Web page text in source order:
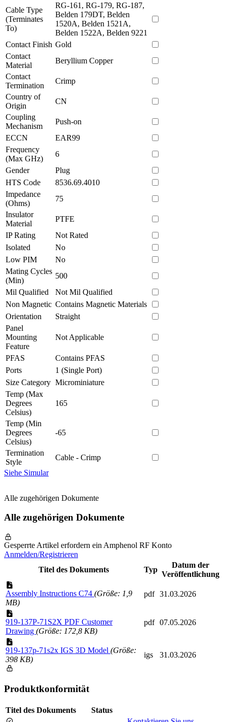
Cable Type
(Terminates
To)
RG-161, RG-179, RG-187,
Belden 179DT, Belden
1520A, Belden 1521A,
Belden 1522A, Belden 9221
Contact Finish Gold
Contact
Material
Beryllium Copper
Contact
Termination
Crimp
Country of
Origin
CN
Coupling
Mechanism
Push-on
ECCN
EAR99
Frequency
(Max GHz)
6
Gender
Plug
HTS Code
8536.69.4010
Impedance
(Ohms)
75
Insulator
Material
PTFE
IP Rating
Not Rated
Isolated
No
Low PIM
No
Mating Cycles
(Min)
500
Mil Qualified
Not Mil Qualified
Non Magnetic Contains Magnetic Materials
Orientation
Straight
Panel
Mounting
Feature
Not Applicable
PFAS
Contains PFAS
Ports
1 (Single Port)
Size Category Microminiature
Temp (Max
Degrees
Celsius)
165
Temp (Min
Degrees
Celsius)
-65
Termination
Style
Cable - Crimp
Siehe Simular
Alle zugehörigen Dokumente
Alle zugehörigen Dokumente
Gesperrte Artikel erfordern ein Amphenol RF Konto
Anmelden/Registrieren
Titel des Dokuments
Typ
Datum der
Veröffentlichung
Assembly Instructions C74 (Größe: 1,9
MB)
pdf 31.03.2026
919-137P-71S2X PDF Customer
Drawing (Größe: 172,8 KB)
pdf 07.05.2026
919-137p-71s2x IGS 3D Model (Größe:
398 KB)
igs 31.03.2026
Produktkonformität
Titel des Dokuments
Status